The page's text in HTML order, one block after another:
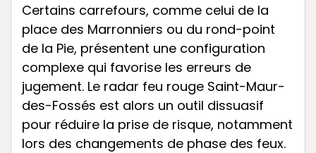
Certains carrefours, comme celui de la
place des Marronniers ou du rond-point
de la Pie, présentent une configuration
complexe qui favorise les erreurs de
jugement. Le radar feu rouge Saint-Maur-
des-Fossés est alors un outil dissuasif
pour réduire la prise de risque, notamment
lors des changements de phase des feux.